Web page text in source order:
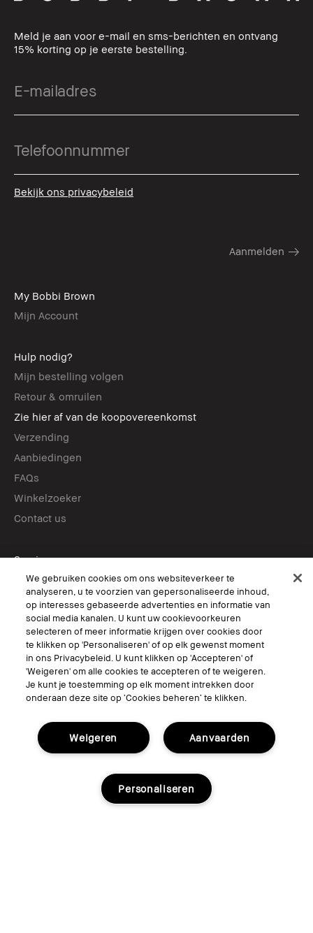
Meld je aan voor e-mail en sms-berichten en ontvang
15% korting op je eerste bestelling.
Bekijk ons privacybeleid
My Bobbi Brown
Mijn Account
Hulp nodig?
Mijn bestelling volgen
Retour & omruilen
Zie hier af van de koopovereenkomst
Verzending
Aanbiedingen
FAQs
Winkelzoeker
Contact us
Services
Boek een afspraak in-store
Virtual Try-On
Volg ons
© Bobbi Brown Professional Cosmetics, Inc. All worldwide rights reserved.
Algemene voorwaarden
Mijn persoonlijke informatie niet verkopen of delen/Gerichte
advertenties
Het gebruik van mijn gevoelige persoonlijke informatie beperken.
We gebruiken cookies om ons websiteverkeer te
analyseren, u te voorzien van gepersonaliseerde inhoud,
op interesses gebaseerde advertenties en informatie van
social media kanalen. U kunt uw cookievoorkeuren
selecteren of meer informatie krijgen over cookies door
te klikken op 'Personaliseren' of op elk gewenst moment
in ons Privacybeleid. U kunt klikken op 'Accepteren' of
'Weigeren' om alle cookies te accepteren of te weigeren.
Je kunt je toestemming op elk moment intrekken door
onderaan deze site op ‘Cookies beheren’ te klikken.
Aanvaarden
Weigeren
Personaliseren